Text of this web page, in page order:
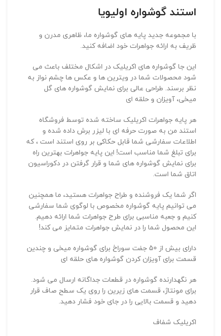
استند گوشواره اولیویا
با مجموعه جدید پایه های گوشواره ما، ظاهری مدرن و
ظریف به ارائه جواهرات خود اضافه کنید.
این جا گوشواره های اکریلیک در اشکال مختلف باعث می
شود محصولات شما در ویترین ها و عکس ها چشم نواز به
نظر برسند. طراحی عالی برای نمایش گوشواره های گل
میخی، آویزان و حلقه ای
هر پایه جواهرات اکریلیک ساخته شده توسط فروشگاه
استند من به صورت حرفه ای با لیزر برش داده شده و
اطلاعات سفارشی شما قابل حکاکی بر روی استند است ، که
برای تبلغ شما مناسب است! این پایه جواهرات بهترین راه
برای نمایش گوشواره های شما و قرار گرفتن در دکوراسیون
اتاق شما است.
اگر شما یک فروشنده و طراح جواهرات هستید، ما همچنین
می توانیم پایه گوشواره مخصوص با لوگوی شما سفارشی
کنیم و جعبه مناسبی برای طرح جواهرات شما ارائه دهیم.
این محصول شما را در نمایش جواهرات متمایز می کند!
دارای بیش از 50 جفت سوراخ برای گوشواره میخی و چندین
قسمت برای آویزان کردن گوشواره های حلقه ای
هر نگهدارنده گوشواره در قطعات جداگانه ارسال می شود.
برای مونتاژ، قسمت های زیرین را روی یک سطح صاف قرار
دهید و قسمت بالایی را در جای خود فشار دهید.
اکریلیک شفاف